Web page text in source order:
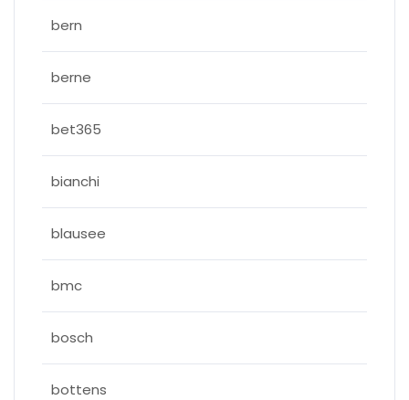
bern
berne
bet365
bianchi
blausee
bmc
bosch
bottens